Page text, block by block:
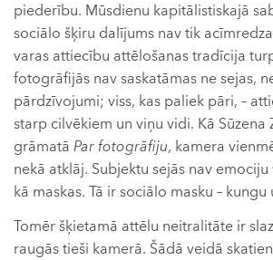
piederību. Mūsdienu kapitālistiskajā
sociālo šķiru dalījums nav tik
varas attiecību attēlošanas tradīcija
fotogrāfijās nav saskatāmas ne sejas,
pārdzīvojumi; viss, kas paliek pāri, –
starp cilvēkiem un viņu vidi. Kā Sūzena
grāmatā Par fotogrāfiju, kamera
nekā atklāj. Subjektu sejās nav
kā maskas. Tā ir sociālo masku – kungu
Tomēr šķietamā attēlu neitralitāte ir
raugās tieši kamerā. Šādā veidā